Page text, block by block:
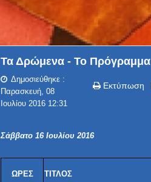
Τα Δρώμενα - Το Πρόγραμμα
Εκτύπωση
Δημοσιεύθηκε :
Παρασκευή, 08
Ιουλίου 2016 12:31
Σάββατο 16 Ιουλίου 2016
ΩΡΕΣ ΤΙΤΛΟΣ